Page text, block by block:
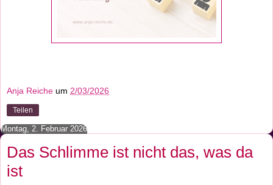
Anja Reiche um 2/03/2026
Teilen
Montag, 2. Februar 2026
Das Schlimme ist nicht da s, was da
ist